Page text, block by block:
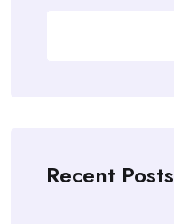
Recent Posts